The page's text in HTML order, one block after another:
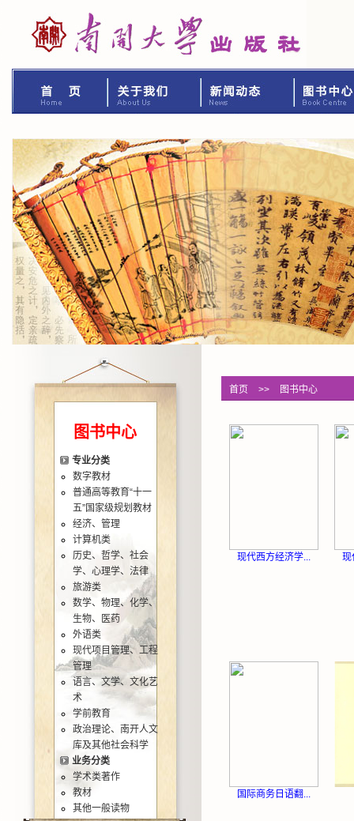
图书中心
专业分类
数字教材
普通高等教育“十一
五”国家级规划教材
经济、管理
计算机类
历史、哲学、社会
学、心理学、法律
旅游类
数学、物理、化学、
生物、医药
外语类
现代项目管理、工程
管理
语言、文学、文化艺
术
学前教育
政治理论、南开人文
库及其他社会科学
业务分类
学术类著作
教材
其他一般读物
首页 >> 图书中心
现代西方经济学... 现
国际商务日语翻...